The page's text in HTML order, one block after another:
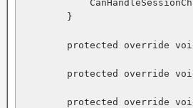
        }
protected override
protected override
protected override